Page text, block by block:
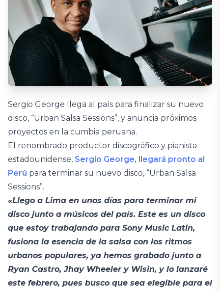
Sergio George llega al país para finalizar su nuevo
disco, “Urban Salsa Sessions”, y anuncia próximos
proyectos en la cumbia peruana.
El renombrado productor discográfico y pianista
estadounidense, Sergio George, llegará pronto al
Perú para terminar su nuevo disco, “Urban Salsa
Sessions”.
«Llego a Lima en unos días para terminar mi
disco junto a músicos del país. Este es un disco
que estoy trabajando para Sony Music Latin,
fusiona la esencia de la salsa con los ritmos
urbanos populares, ya hemos grabado junto a
Ryan Castro, Jhay Wheeler y Wisin, y lo lanzaré
este febrero, pues busco que sea elegible para el